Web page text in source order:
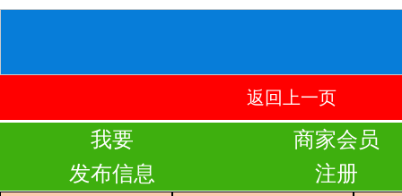
返回上一页
我要
发布信息
商家会员
注册